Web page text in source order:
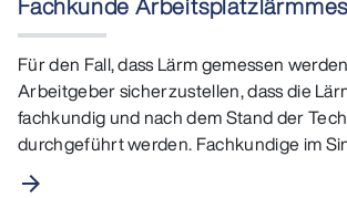
Für den Fall, dass Lärm gemessen
Arbeitgeber sicherzustellen, dass die
fachkundig und nach dem Stand der
durchgeführt werden. Fachkundige im
arrow_forward